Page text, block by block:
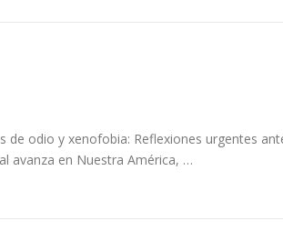
de odio y xenofobia: Reflexiones urgentes
avanza en Nuestra América, …